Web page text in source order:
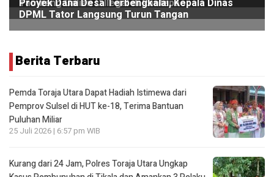
Berita Terbaru
Pemda Toraja Utara Dapat Hadiah Istimewa dari
Pemprov Sulsel di HUT ke-18, Terima Bantuan
Puluhan Miliar
25 Juli 2026 | 6:57 pm WIB
Kurang dari 24 Jam, Polres Toraja Utara Ungkap